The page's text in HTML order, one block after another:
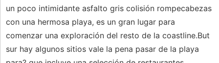
un poco intimidante asfalto gris colisión rompecabezas
con una hermosa playa, es un gran lugar para
comenzar una exploración del resto de la coastline.But
sur hay algunos sitios vale la pena pasar de la playa